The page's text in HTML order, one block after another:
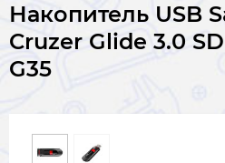
Накопитель USB
Cruzer Glide 3.0
G35